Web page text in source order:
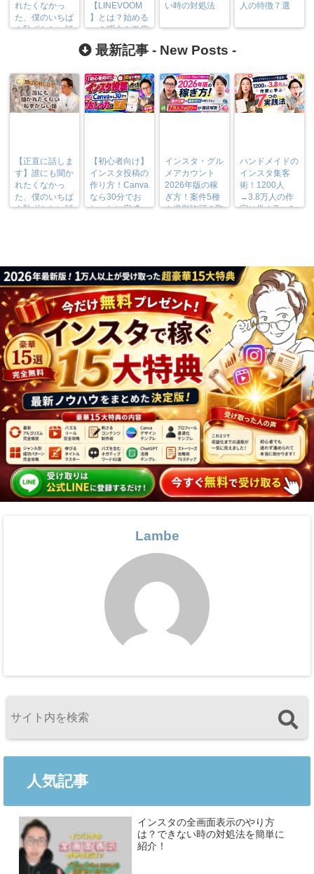
れたくなかっ
た、僕のいちば
ん恥ずかしい話
【LINEVOOM
】とは？始める
べき理由を徹底
解説
い時の対処法
人の特徴７選
最新記事 - New Posts -
【正直に話しま
す】誰にも聞か
れたくなかっ
た、僕のいちば
ん恥ずかしい話
【初心者向け】
インスタ投稿の
作り方！Canva
なら30分でお
しゃれに完成
インスタ・グル
メアカウント
2026年版の稼
ぎ方！案件5種
や撮影許可の取
ハンドメイドの
インスタ集客
術！1200人
→3.8万人の作
家に学ぶ7つの
Lambe
人気記事
インスタの全画面表示のやり方
は？できない時の対処法を簡単に
紹介！